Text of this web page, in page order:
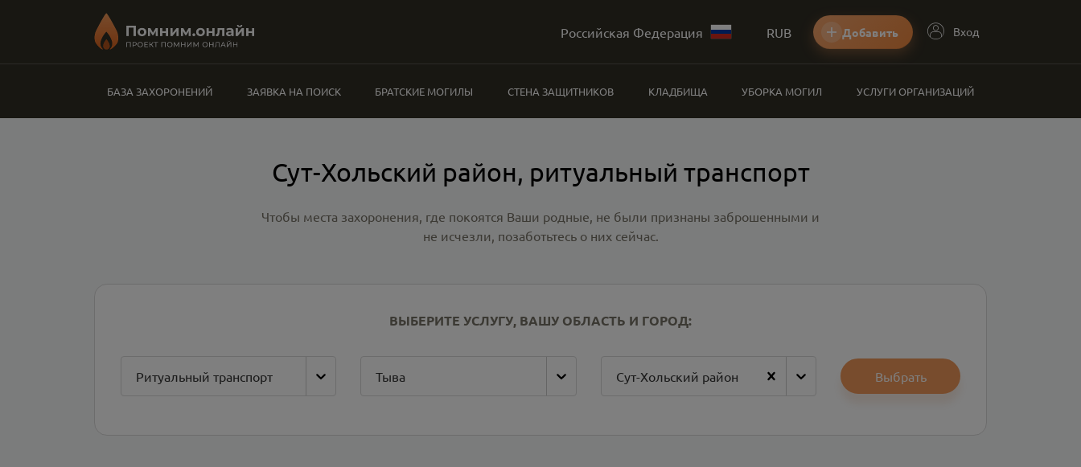
Российская Федерация RUB Добавить Вход
БАЗА ЗАХОРОНЕНИЙ ЗАЯВКА НА ПОИСК БРАТСКИЕ МОГИЛЫ СТЕНА ЗАЩИТНИКОВ КЛАДБИЩА УБОРКА МОГИЛ УСЛУГИ ОРГАНИЗАЦИЙ
Сут-Хольский район, ритуальный транспорт
Чтобы места захоронения, где покоятся Ваши родные, не были признаны заброшенными и
не исчезли, позаботьтесь о них сейчас.
ВЫБЕРИТЕ УСЛУГУ, ВАШУ ОБЛАСТЬ И ГОРОД:
Ритуальный транспорт Тыва Сут-Хольский район Выбрать